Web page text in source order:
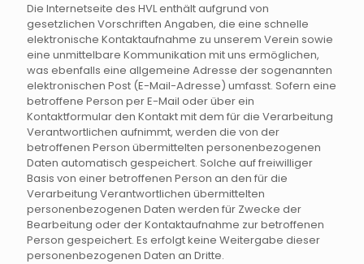
Die Internetseite des HVL enthält aufgrund von
gesetzlichen Vorschriften Angaben, die eine schnelle
elektronische Kontaktaufnahme zu unserem Verein sowie
eine unmittelbare Kommunikation mit uns ermöglichen,
was ebenfalls eine allgemeine Adresse der sogenannten
elektronischen Post (E-Mail-Adresse) umfasst. Sofern eine
betroffene Person per E-Mail oder über ein
Kontaktformular den Kontakt mit dem für die Verarbeitung
Verantwortlichen aufnimmt, werden die von der
betroffenen Person übermittelten personenbezogenen
Daten automatisch gespeichert. Solche auf freiwilliger
Basis von einer betroffenen Person an den für die
Verarbeitung Verantwortlichen übermittelten
personenbezogenen Daten werden für Zwecke der
Bearbeitung oder der Kontaktaufnahme zur betroffenen
Person gespeichert. Es erfolgt keine Weitergabe dieser
personenbezogenen Daten an Dritte.